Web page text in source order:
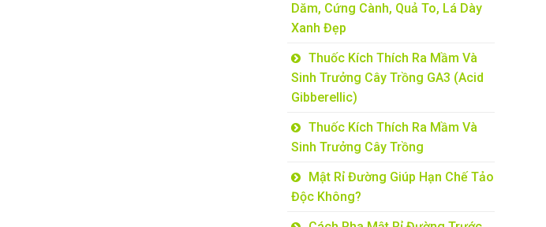
Dăm, Cứng Cành, Quả To, Lá Dày
Xanh Đẹp
Thuốc Kích Thích Ra Mầm Và
Sinh Trưởng Cây Trồng GA3 (Acid
Gibberellic)
Thuốc Kích Thích Ra Mầm Và
Sinh Trưởng Cây Trồng
Mật Rỉ Đường Giúp Hạn Chế Tảo
Độc Không?